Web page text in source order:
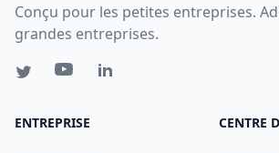
Conçu pour les petites entreprises.
grandes entreprises.
ENTREPRISE CENTRE